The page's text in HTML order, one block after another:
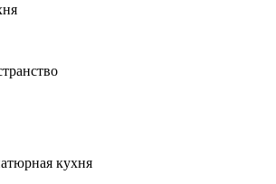
кухня